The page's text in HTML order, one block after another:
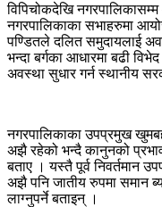
विपिचोकदेखि
नगरपालिकाका सभाहरुमा
पण्डितले दलित समुदायलाई
भन्दा बर्गका आधारमा बढी
अवस्था सुधार गर्न स्थानीय
नगरपालिकाका उपप्रमुख
अझै रहेको भन्दै कानुनको
बताए । यस्तै पूर्व निवर्तमान
अझै पनि जातीय रुपमा समान
लाग्नुपर्ने बताइन् ।